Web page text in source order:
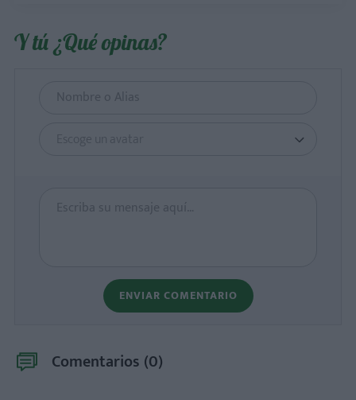
Y tú ¿Qué opinas?
Escoge un avatar
ENVIAR COMENTARIO
Comentarios (0)